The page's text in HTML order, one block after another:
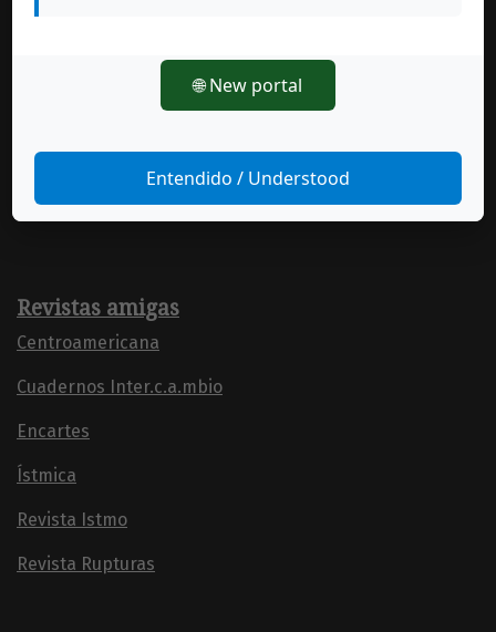
Instagram
Revistas amigas
Centroamericana
Cuadernos Inter.c.a.mbio
Encartes
Ístmica
Revista Istmo
Revista Rupturas
🌐 New portal
Entendido / Understood